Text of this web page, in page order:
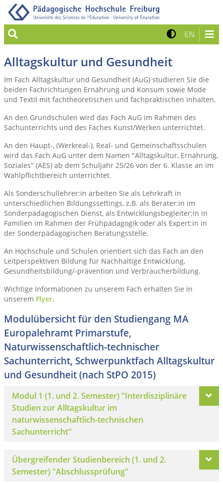
Suche Kontrast
EN Zur
Alltagskultur und Gesundheit
Im Fach Alltagskultur und Gesundheit (AuG) studieren Sie die
beiden Fachrichtungen Ernährung und Konsum sowie Mode
und Textil mit fachtheoretischen und fachpraktischen Inhalten.
An den Grundschulen wird das Fach AuG im Rahmen des
Sachunterrichts und des Faches Kunst/Werken unterrichtet.
An den Haupt-, (Werkreal-), Real- und Gemeinschaftsschulen
wird das Fach AuG unter dem Namen "Alltagskultur, Ernährung,
Soziales" (AES) ab dem Schuljahr 25/26 von der 6. Klasse an im
Wahlpflichtbereich unterrichtet.
Als Sonderschullehrer:in arbeiten Sie als Lehrkraft in
unterschiedlichen Bildungssettings, z.B. als Berater:in im
Sonderpädagogischen Dienst, als Entwicklungsbegleiter:in in
Familien im Rahmen der Frühpädagogik oder als Expert:in in
der Sonderpädagogischen Beratungsstelle.
An Hochschule und Schulen orientiert sich das Fach an den
Leitperspektiven Bildung für Nachhaltige Entwicklung,
Gesundheitsbildung/-prävention und Verbraucherbildung.
Wichtige Informationen zu unserem Fach erhalten Sie in
unserem Flyer.
Modulübersicht für den Studiengang MA
Europalehramt Primarstufe,
Naturwissenschaftlich-technischer
Sachunterricht, Schwerpunktfach Alltagskultur
und Gesundheit (nach StPO 2015)
Modul 1 (1. und 2. Semester) "Interdisziplinäre
Studien zur Alltagskultur im
naturwissenschaftlich-technischen
Sachunterricht"
Übergreifender Studienbereich (1. und 2.
Semester) "Abschlussprüfung"